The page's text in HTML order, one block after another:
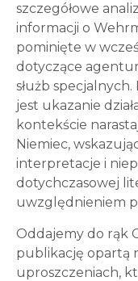
szczegółowe
informacji o
pominięte w
dotyczące
służb
jest ukazanie
kontekście
Niemiec,
interpretacje i
dotychczasowej
uwzględnieniem
Oddajemy do rąk
publikację opartą
uproszczeniach,